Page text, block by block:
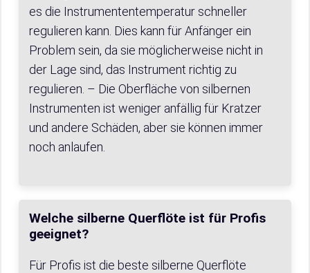
es die Instrumententemperatur schneller
regulieren kann. Dies kann für Anfänger ein
Problem sein, da sie möglicherweise nicht in
der Lage sind, das Instrument richtig zu
regulieren. – Die Oberfläche von silbernen
Instrumenten ist weniger anfällig für Kratzer
und andere Schäden, aber sie können immer
noch anlaufen.
Welche silberne Querflöte ist für Profis
geeignet?
Für Profis ist die beste silberne Querflöte